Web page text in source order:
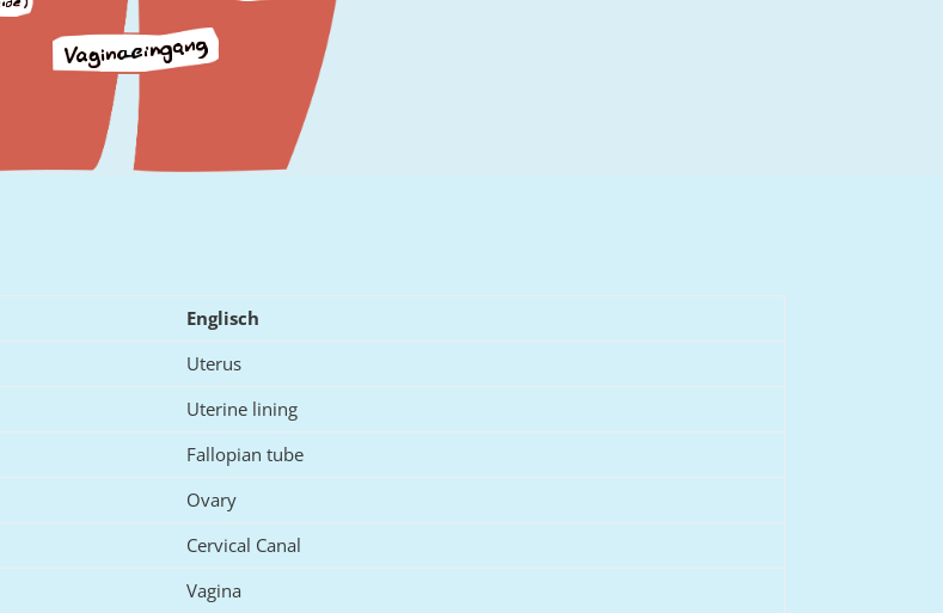
Englisch
Uterus
Uterine lining
Fallopian tube
Ovary
Cervical Canal
Vagina